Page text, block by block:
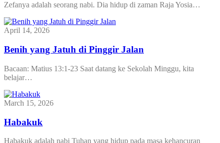
Zefanya adalah seorang nabi. Dia hidup di zaman Raja Yosia…
April 14, 2026
Benih yang Jatuh di Pinggir Jalan
Bacaan: Matius 13:1-23 Saat datang ke Sekolah Minggu, kita
belajar…
March 15, 2026
Habakuk
Habakuk adalah nabi Tuhan yang hidup pada masa kehancuran